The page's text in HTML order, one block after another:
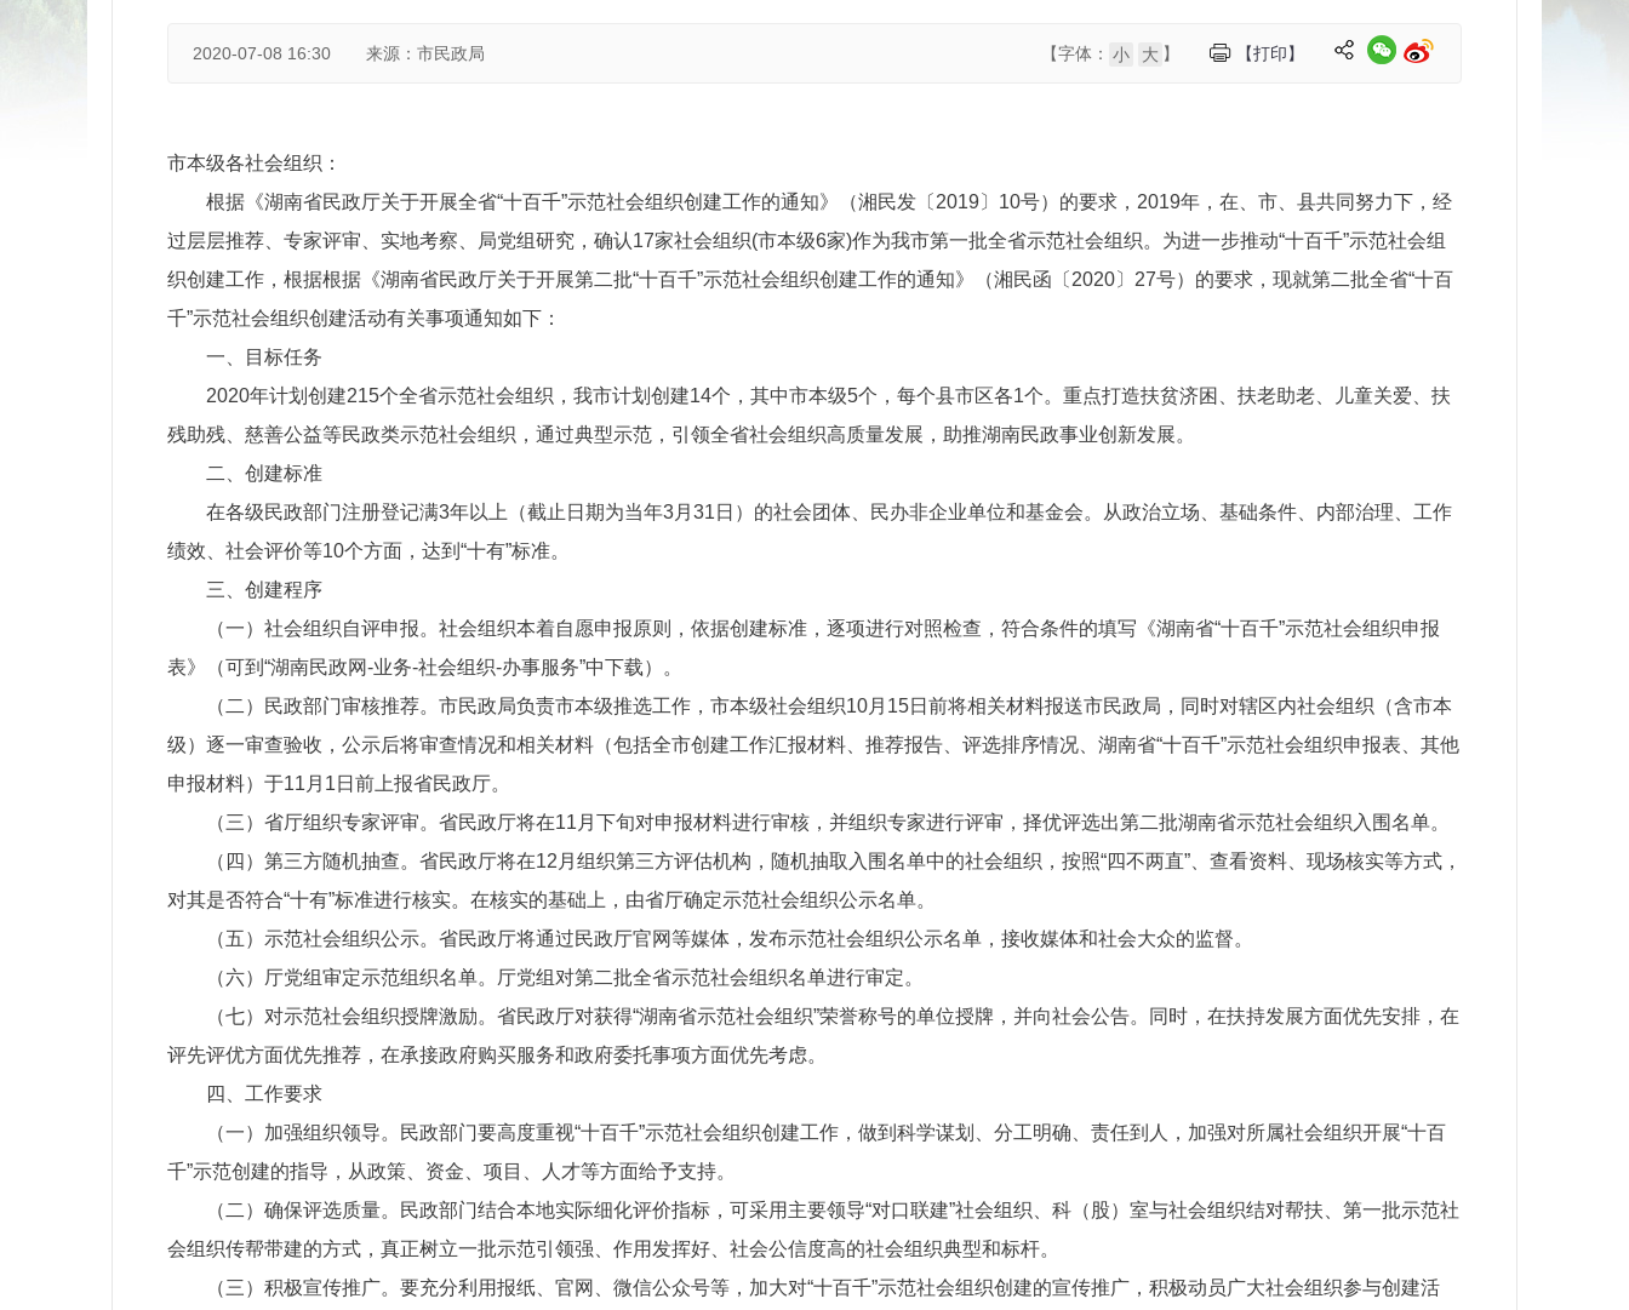
2020-07-08 16:30 来源：市民政局 【打印】
【字体： 小 大 】
市本级各社会组织：
根据《湖南省民政厅关于开展全省“十百千”示范社会组织创建工作的通知》（湘民发〔2019〕10号）的要求，2019年，在、市、县共同努力下，经
过层层推荐、专家评审、实地考察、局党组研究，确认17家社会组织(市本级6家)作为我市第一批全省示范社会组织。为进一步推动“十百千”示范社会组
织创建工作，根据根据《湖南省民政厅关于开展第二批“十百千”示范社会组织创建工作的通知》（湘民函〔2020〕27号）的要求，现就第二批全省“十百
千”示范社会组织创建活动有关事项通知如下：
一、目标任务
2020年计划创建215个全省示范社会组织，我市计划创建14个，其中市本级5个，每个县市区各1个。重点打造扶贫济困、扶老助老、儿童关爱、扶
残助残、慈善公益等民政类示范社会组织，通过典型示范，引领全省社会组织高质量发展，助推湖南民政事业创新发展。
二、创建标准
在各级民政部门注册登记满3年以上（截止日期为当年3月31日）的社会团体、民办非企业单位和基金会。从政治立场、基础条件、内部治理、工作
绩效、社会评价等10个方面，达到“十有”标准。
三、创建程序
（一）社会组织自评申报。社会组织本着自愿申报原则，依据创建标准，逐项进行对照检查，符合条件的填写《湖南省“十百千”示范社会组织申报
表》（可到“湖南民政网-业务-社会组织-办事服务”中下载）。
（二）民政部门审核推荐。市民政局负责市本级推选工作，市本级社会组织10月15日前将相关材料报送市民政局，同时对辖区内社会组织（含市本
级）逐一审查验收，公示后将审查情况和相关材料（包括全市创建工作汇报材料、推荐报告、评选排序情况、湖南省“十百千”示范社会组织申报表、其他
申报材料）于11月1日前上报省民政厅。
（三）省厅组织专家评审。省民政厅将在11月下旬对申报材料进行审核，并组织专家进行评审，择优评选出第二批湖南省示范社会组织入围名单。
（四）第三方随机抽查。省民政厅将在12月组织第三方评估机构，随机抽取入围名单中的社会组织，按照“四不两直”、查看资料、现场核实等方式，
对其是否符合“十有”标准进行核实。在核实的基础上，由省厅确定示范社会组织公示名单。
（五）示范社会组织公示。省民政厅将通过民政厅官网等媒体，发布示范社会组织公示名单，接收媒体和社会大众的监督。
（六）厅党组审定示范组织名单。厅党组对第二批全省示范社会组织名单进行审定。
（七）对示范社会组织授牌激励。省民政厅对获得“湖南省示范社会组织”荣誉称号的单位授牌，并向社会公告。同时，在扶持发展方面优先安排，在
评先评优方面优先推荐，在承接政府购买服务和政府委托事项方面优先考虑。
四、工作要求
（一）加强组织领导。民政部门要高度重视“十百千”示范社会组织创建工作，做到科学谋划、分工明确、责任到人，加强对所属社会组织开展“十百
千”示范创建的指导，从政策、资金、项目、人才等方面给予支持。
（二）确保评选质量。民政部门结合本地实际细化评价指标，可采用主要领导“对口联建”社会组织、科（股）室与社会组织结对帮扶、第一批示范社
会组织传帮带建的方式，真正树立一批示范引领强、作用发挥好、社会公信度高的社会组织典型和标杆。
（三）积极宣传推广。要充分利用报纸、官网、微信公众号等，加大对“十百千”示范社会组织创建的宣传推广，积极动员广大社会组织参与创建活